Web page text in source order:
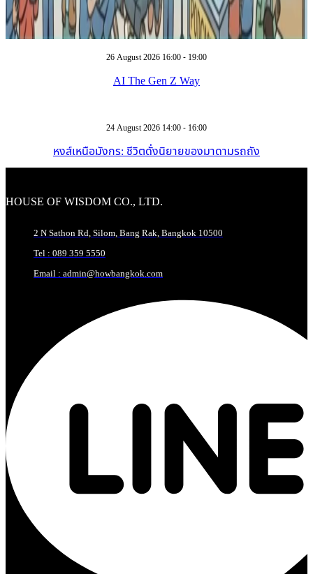
26 August 2026 16:00 - 19:00
AI The Gen Z Way
24 August 2026 14:00 - 16:00
หงส์เหนือมังกร: ชีวิตดั่งนิยายของมาดามรถถัง
HOUSE OF WISDOM CO., LTD.
2 N Sathon Rd, Silom, Bang Rak, Bangkok 10500
Tel : 089 359 5550
Email : admin@howbangkok.com